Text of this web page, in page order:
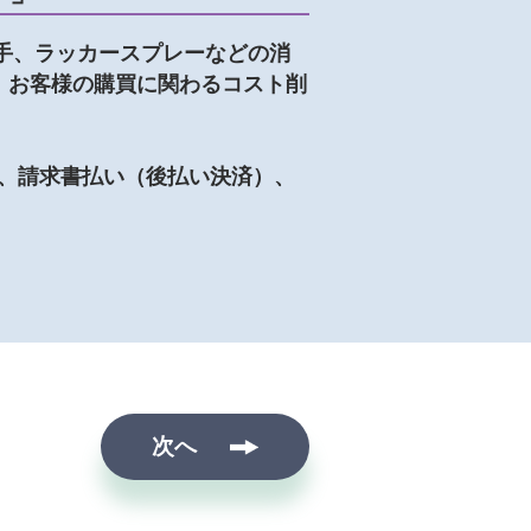
、ラッカースプレーなどの消
客様の購買に関わるコスト削
求書払い（後払い決済）、
次へ